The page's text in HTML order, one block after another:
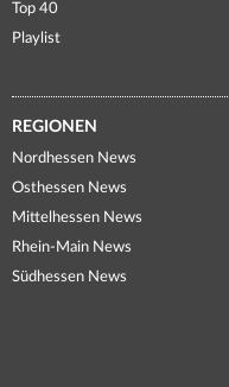
Top 40
Playlist
REGIONEN
Nordhessen News
Osthessen News
Mittelhessen News
Rhein-Main News
Südhessen News